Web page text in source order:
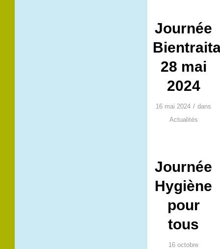
Journée
28 mai
2024
16 mai 2024 / dans
Actualités
Journée
Hygiène
pour
tous
16 octobre